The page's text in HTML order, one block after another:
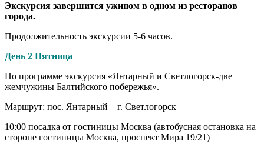
Экскурсия завершится ужином в одном из ресторанов
города.
Продолжительность экскурсии 5-6 часов.
День 2 Пятница
По программе экскурсия «Янтарный и Светлогорск-две
жемчужины Балтийского побережья».
Маршрут: пос. Янтарный – г. Светлогорск
10:00 посадка от гостиницы Москва (автобусная остановка на
стороне гостиницы Москва, проспект Мира 19/21)